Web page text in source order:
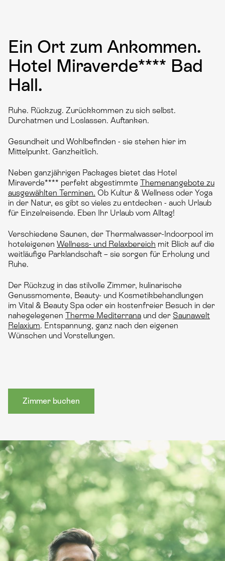
Ein Ort zum Ankommen.
Hotel Miraverde**** Bad
Hall.
Ruhe. Rückzug. Zurückkommen zu sich selbst.
Durchatmen und Loslassen. Auftanken.
Gesundheit und Wohlbefinden - sie stehen hier im
Mittelpunkt. Ganzheitlich.
Neben ganzjährigen Packages bietet das Hotel
Miraverde**** perfekt abgestimmte Themenangebote zu
ausgewählten Terminen. Ob Kultur & Wellness oder Yoga
in der Natur, es gibt so vieles zu entdecken - auch Urlaub
für Einzelreisende. Eben Ihr Urlaub vom Alltag!
Verschiedene Saunen, der Thermalwasser-Indoorpool im
hoteleigenen Wellness- und Relaxbereich mit Blick auf die
weitläufige Parklandschaft – sie sorgen für Erholung und
Ruhe.
Der Rückzug in das stilvolle Zimmer, kulinarische
Genussmomente, Beauty- und Kosmetikbehandlungen
im Vital & Beauty Spa oder ein kostenfreier Besuch in der
nahegelegenen Therme Mediterrana und der Saunawelt
Relaxium. Entspannung, ganz nach den eigenen
Wünschen und Vorstellungen.
Zimmer buchen